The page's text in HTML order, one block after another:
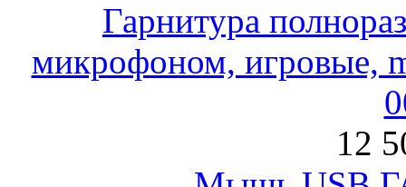
Гарнитура
микрофоном, игровые,
12